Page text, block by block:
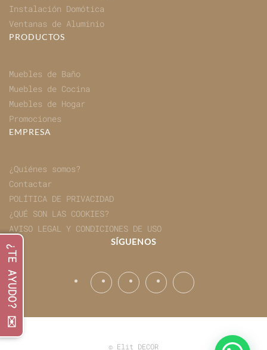
Instalación Domótica
Ventanas de Aluminio
PRODUCTOS
Muebles de Baño
Muebles de Cocina
Muebles de Hogar
Promociones
EMPRESA
¿Quiénes somos?
Contactar
POLÍTICA DE PRIVACIDAD
¿QUÉ SON LAS COOKIES?
AVISO LEGAL Y CONDICIONES DE USO
SÍGUENOS
© Elit DECOR
¿TE AYUDO? ✉️